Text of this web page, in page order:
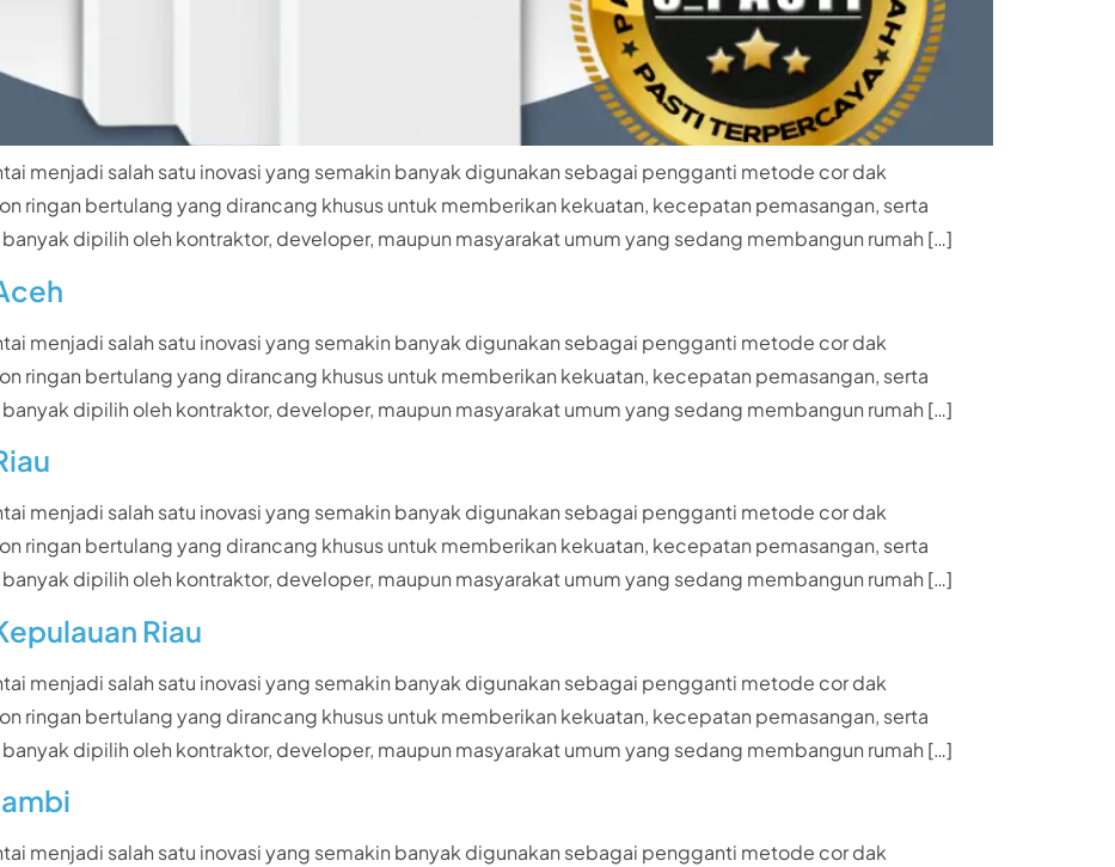
menjadi salah satu inovasi yang semakin banyak digunakan sebagai pengganti metode cor dak
ringan bertulang yang dirancang khusus untuk memberikan kekuatan, kecepatan pemasangan, serta
dipilih oleh kontraktor, developer, maupun masyarakat umum yang sedang membangun rumah […]
menjadi salah satu inovasi yang semakin banyak digunakan sebagai pengganti metode cor dak
ringan bertulang yang dirancang khusus untuk memberikan kekuatan, kecepatan pemasangan, serta
dipilih oleh kontraktor, developer, maupun masyarakat umum yang sedang membangun rumah […]
menjadi salah satu inovasi yang semakin banyak digunakan sebagai pengganti metode cor dak
ringan bertulang yang dirancang khusus untuk memberikan kekuatan, kecepatan pemasangan, serta
dipilih oleh kontraktor, developer, maupun masyarakat umum yang sedang membangun rumah […]
Riau
menjadi salah satu inovasi yang semakin banyak digunakan sebagai pengganti metode cor dak
ringan bertulang yang dirancang khusus untuk memberikan kekuatan, kecepatan pemasangan, serta
dipilih oleh kontraktor, developer, maupun masyarakat umum yang sedang membangun rumah […]
menjadi salah satu inovasi yang semakin banyak digunakan sebagai pengganti metode cor dak